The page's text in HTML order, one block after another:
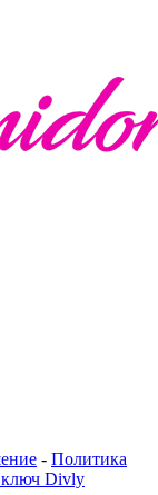
- Политика
ключ Divly